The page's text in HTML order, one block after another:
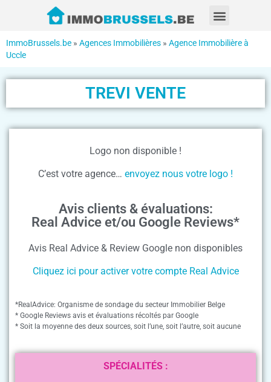
ImmoBrussels.be » Agences Immobilières » Agence Immobilière à
Uccle
TREVI VENTE
Logo non disponible !
C’est votre agence… envoyez nous votre logo !
Avis clients & évaluations:
Real Advice et/ou Google Reviews*
Avis Real Advice & Review Google non disponibles
Cliquez ici pour activer votre compte Real Advice
*RealAdvice: Organisme de sondage du secteur Immobilier Belge
* Google Reviews avis et évaluations récoltés par Google
* Soit la moyenne des deux sources, soit l’une, soit l’autre, soit aucune
SPÉCIALITÉS :